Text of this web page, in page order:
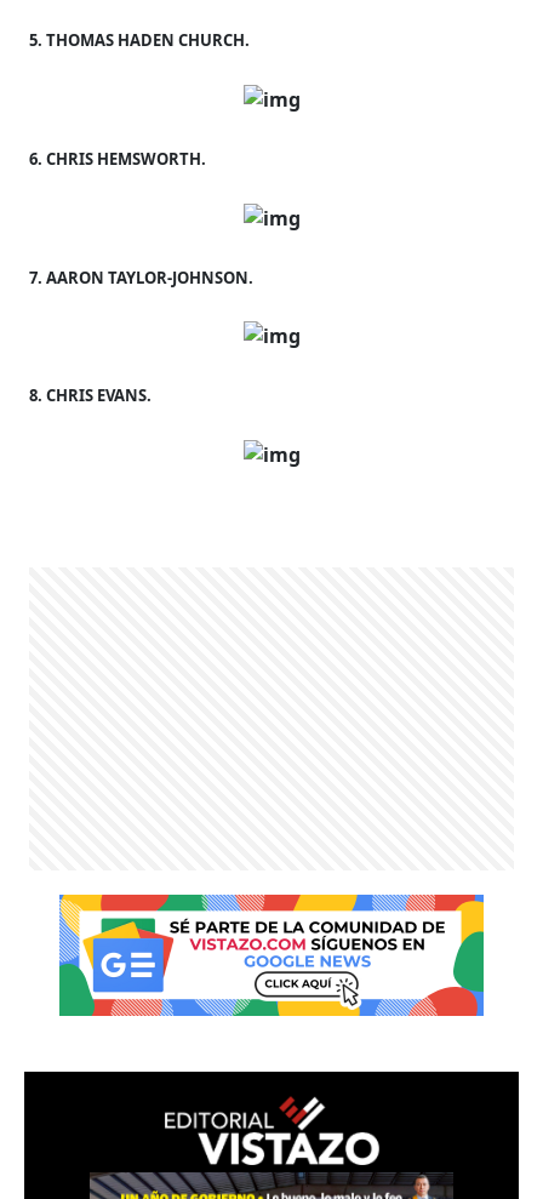
5. THOMAS HADEN CHURCH.
6. CHRIS HEMSWORTH.
7. AARON TAYLOR-JOHNSON.
8. CHRIS EVANS.